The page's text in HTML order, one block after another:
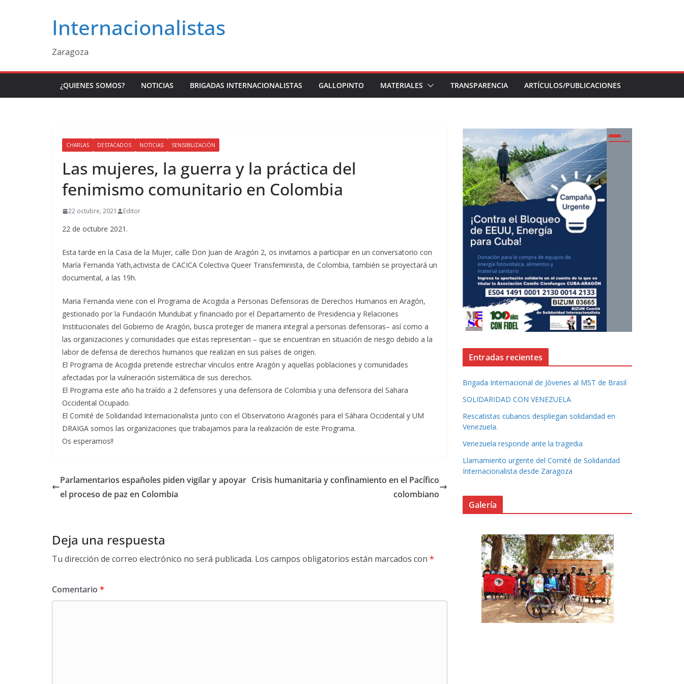
Internacionalistas
Zaragoza
¿QUIENES SOMOS? NOTICIAS BRIGADAS INTERNACIONALISTAS GALLOPINTO MATERIALES TRANSPARENCIA ARTÍCULOS/PUBLICACIONES
CHARLAS DESTACADOS NOTICIAS SENSIBILIZACIÓN
Las mujeres, la guerra y la práctica del
fenimismo comunitario en Colombia
22 octubre, 2021 Editor
22 de octubre 2021.
Esta tarde en la Casa de la Mujer, calle Don Juan de Aragón 2, os invitamos a participar en un conversatorio con
María Fernanda Yath,activista de CACICA Colectiva Queer Transfeminista, de Colombia, también se proyectará un
documental, a las 19h.
Maria Fernanda viene con el Programa de Acogida a Personas Defensoras de Derechos Humanos en Aragón,
gestionado por la Fundación Mundubat y financiado por el Departamento de Presidencia y Relaciones
Institucionales del Gobierno de Aragón, busca proteger de manera integral a personas defensoras– así como a
las organizaciones y comunidades que estas representan – que se encuentran en situación de riesgo debido a la
labor de defensa de derechos humanos que realizan en sus países de origen.
El Programa de Acogida pretende estrechar vínculos entre Aragón y aquellas poblaciones y comunidades
afectadas por la vulneración sistemática de sus derechos.
El Programa este año ha traído a 2 defensores y una defensora de Colombia y una defensora del Sahara
Occidental Ocupado.
El Comité de Solidaridad Internacionalista junto con el Observatorio Aragonés para el Sáhara Occidental y UM
DRAIGA somos las organizaciones que trabajamos para la realización de este Programa.
Os esperamos!!
Parlamentarios españoles piden vigilar y apoyar
el proceso de paz en Colombia
Crisis humanitaria y confinamiento en el Pacífico
colombiano
Deja una respuesta
Tu dirección de correo electrónico no será publicada. Los campos obligatorios están marcados con *
Comentario *
Entradas recientes
Brigada Internacional de Jóvenes al MST de Brasil
SOLIDARIDAD CON VENEZUELA
Rescatistas cubanos despliegan solidaridad en
Venezuela.
Venezuela responde ante la tragedia
Llamamiento urgente del Comité de Solidaridad
Internacionalista desde Zaragoza
Galería